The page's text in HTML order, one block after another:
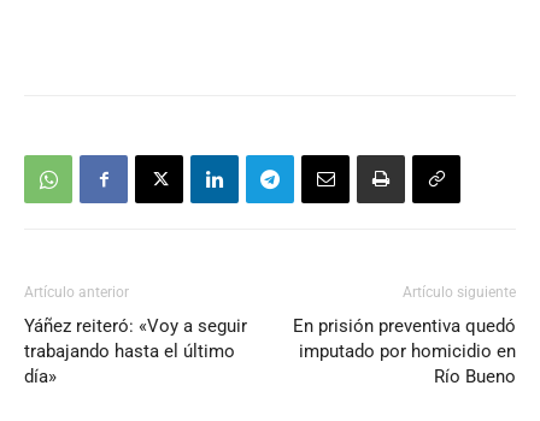
Artículo anterior
Yáñez reiteró: «Voy a seguir
trabajando hasta el último
día»
Artículo siguiente
En prisión preventiva quedó
imputado por homicidio en
Río Bueno